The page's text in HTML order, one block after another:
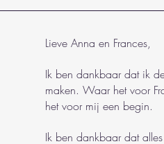
Lieve Anna en Frances,
Ik ben dankbaar dat ik
maken. Waar het voor
het voor mij een begin.
Ik ben dankbaar dat